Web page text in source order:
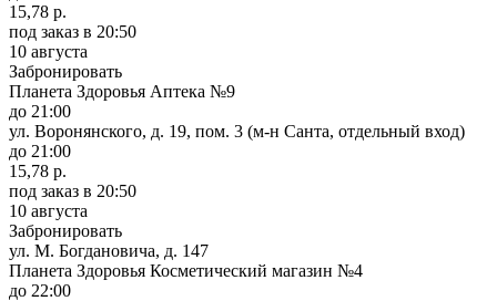
15,78 р.
под заказ в 20:50
10 августа
Забронировать
Планета Здоровья Аптека №9
до 21:00
ул. Воронянского, д. 19, пом. 3 (м-н Санта, отдельный вход)
до 21:00
15,78 р.
под заказ в 20:50
10 августа
Забронировать
ул. М. Богдановича, д. 147
Планета Здоровья Косметический магазин №4
до 22:00